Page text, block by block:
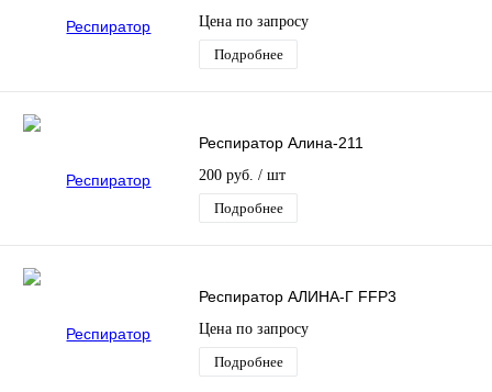
Цена по запросу
Подробнее
Респиратор Алина-211
200 руб. / шт
Подробнее
Респиратор АЛИНА-Г FFP3
Цена по запросу
Подробнее